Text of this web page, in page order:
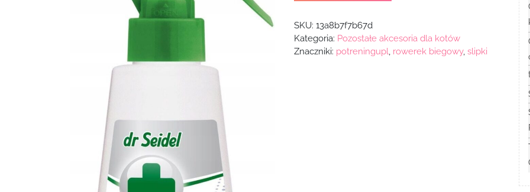
SKU: 13a8b7f7b67d
Kategoria: Pozostałe akcesoria dla kotów
Znaczniki: potreningupl rowerek biegowy, slipki